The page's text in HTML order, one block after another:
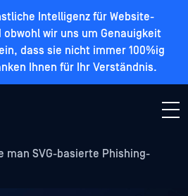
Intelligenz für Website-
obwohl wir uns um Genauigkeit
dass sie nicht immer 100%ig
Ihnen für Ihr Verständnis.
man SVG-basierte Phishing-